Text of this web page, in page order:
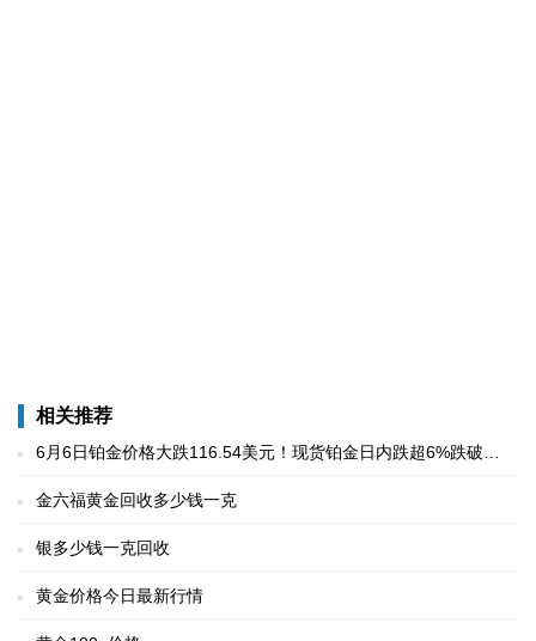
相关推荐
6月6日铂金价格大跌116.54美元！现货铂金日内跌超6%跌破
金六福黄金回收多少钱一克
银多少钱一克回收
黄金价格今日最新行情